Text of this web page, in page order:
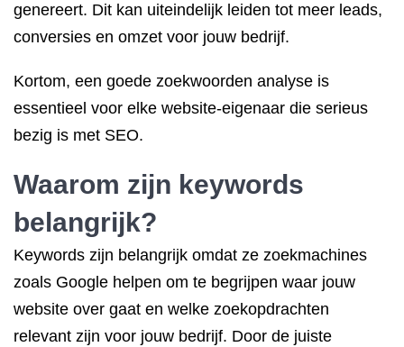
genereert. Dit kan uiteindelijk leiden tot meer leads,
conversies en omzet voor jouw bedrijf.
Kortom, een goede zoekwoorden analyse is
essentieel voor elke website-eigenaar die serieus
bezig is met SEO.
Waarom zijn keywords
belangrijk?
Keywords zijn belangrijk omdat ze zoekmachines
zoals Google helpen om te begrijpen waar jouw
website over gaat en welke zoekopdrachten
relevant zijn voor jouw bedrijf. Door de juiste